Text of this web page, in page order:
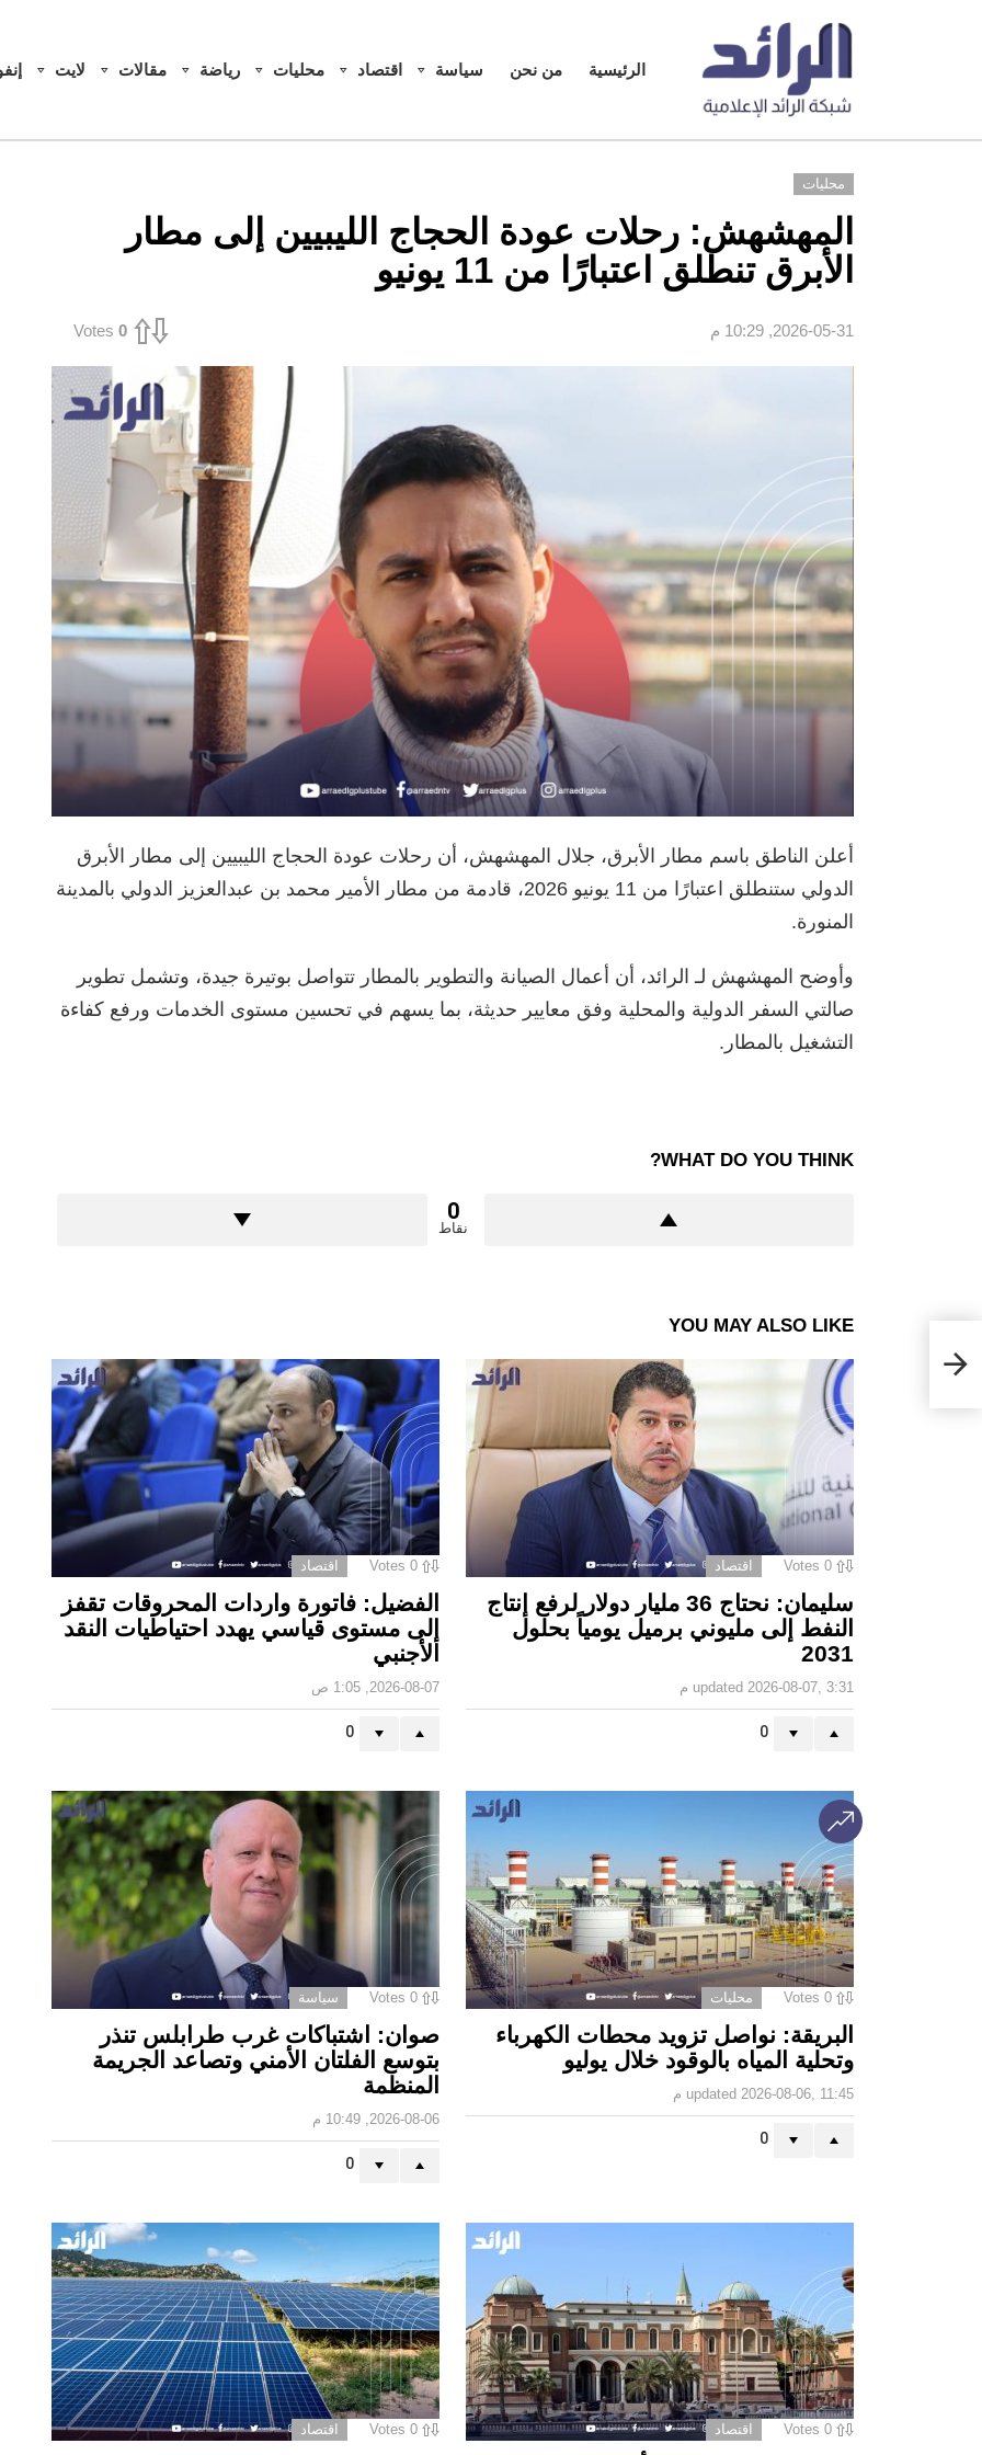
الرئيسية من نحن سياسة اقتصاد محليات رياضة مقالات لايت
محليات
المهشهش: رحلات عودة الحجاج الليبيين إلى مطار
الأبرق تنطلق اعتبارًا من 11 يونيو
2026-05-31, 10:29 م 0
Votes
أعلن الناطق باسم مطار الأبرق، جلال المهشهش، أن رحلات عودة الحجاج الليبيين إلى مطار الأبرق
الدولي ستنطلق اعتبارًا من 11 يونيو 2026، قادمة من مطار الأمير محمد بن عبدالعزيز الدولي بالمدينة
المنورة.
وأوضح المهشهش لـ الرائد، أن أعمال الصيانة والتطوير بالمطار تتواصل بوتيرة جيدة، وتشمل تطوير
صالتي السفر الدولية والمحلية وفق معايير حديثة، بما يسهم في تحسين مستوى الخدمات ورفع كفاءة
التشغيل بالمطار.
WHAT DO YOU THINK?
0
نقاط
YOU MAY ALSO LIKE
0
Votes اقتصاد
سليمان: نحتاج 36 مليار دولار لرفع إنتاج
النفط إلى مليوني برميل يومياً بحلول
2031
updated 2026-08-07, 3:31 م
0
0
Votes اقتصاد
الفضيل: فاتورة واردات المحروقات تقفز
إلى مستوى قياسي يهدد احتياطيات النقد
الأجنبي
2026-08-07, 1:05 ص
0
0
Votes محليات
البريقة: نواصل تزويد محطات الكهرباء
وتحلية المياه بالوقود خلال يوليو
updated 2026-08-06, 11:45 م
0
0
Votes سياسة
صوان: اشتباكات غرب طرابلس تنذر
بتوسع الفلتان الأمني وتصاعد الجريمة
المنظمة
2026-08-06, 10:49 م
0
0
Votes اقتصاد 0
Votes اقتصاد